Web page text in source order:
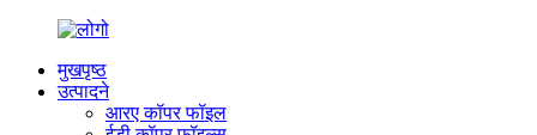
मुखपृष्ठ
उत्पादने
आरए कॉपर फॉइल